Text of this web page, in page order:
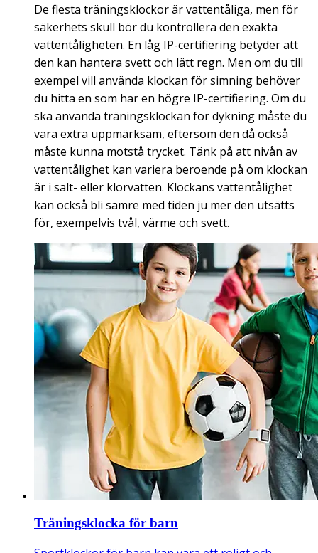
De flesta träningsklockor är vattentåliga, men för
säkerhets skull bör du kontrollera den exakta
vattentåligheten. En låg IP-certifiering betyder att
den kan hantera svett och lätt regn. Men om du till
exempel vill använda klockan för simning behöver
du hitta en som har en högre IP-certifiering. Om du
ska använda träningsklockan för dykning måste du
vara extra uppmärksam, eftersom den då också
måste kunna motstå trycket. Tänk på att nivån av
vattentålighet kan variera beroende på om klockan
är i salt- eller klorvatten. Klockans vattentålighet
kan också bli sämre med tiden ju mer den utsätts
för, exempelvis tvål, värme och svett.
Träningsklocka för barn